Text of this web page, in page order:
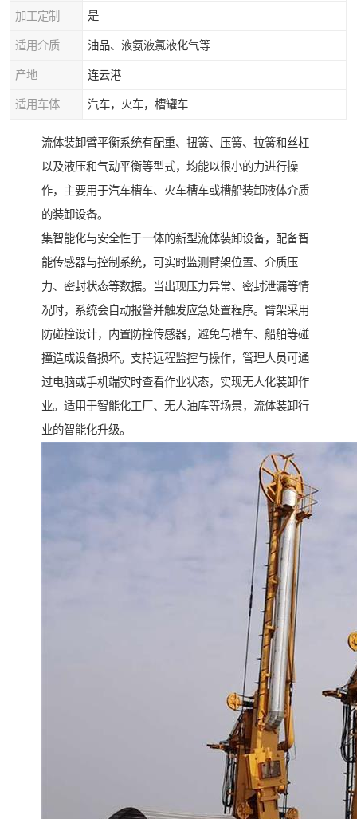
加工定制 是
适用介质 油品、液氨液氯液化气等
产地 连云港
适用车体 汽车，火车，槽罐车
流体装卸臂平衡系统有配重、扭簧、压簧、拉簧和丝杠
以及液压和气动平衡等型式，均能以很小的力进行操
作，主要用于汽车槽车、火车槽车或槽船装卸液体介质
的装卸设备。
集智能化与安全性于一体的新型流体装卸设备，配备智
能传感器与控制系统，可实时监测臂架位置、介质压
力、密封状态等数据。当出现压力异常、密封泄漏等情
况时，系统会自动报警并触发应急处置程序。臂架采用
防碰撞设计，内置防撞传感器，避免与槽车、船舶等碰
撞造成设备损坏。支持远程监控与操作，管理人员可通
过电脑或手机端实时查看作业状态，实现无人化装卸作
业。适用于智能化工厂、无人油库等场景，流体装卸行
业的智能化升级。